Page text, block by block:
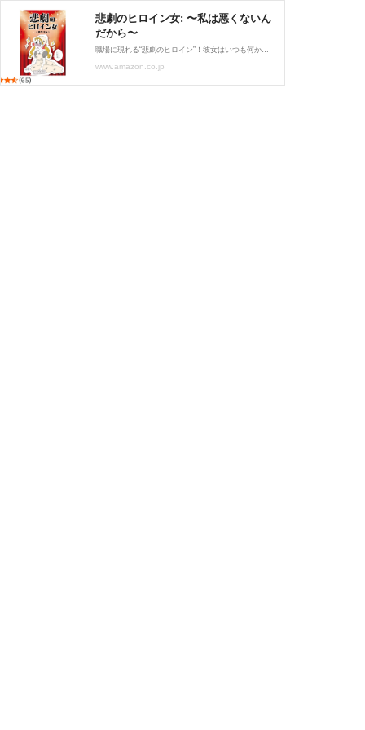
悲劇のヒロイン女: 〜私は悪くないん
だから〜
職場に現れる“悲劇のヒロイン”！彼女はいつも何かに苦しんでいるらしく、なぜか周囲が悪者にされていく。体調が悪いとふりして仕事を免れようとしたり、ありもしないいじめをでっち上げて自分の「かわいそう」アピールを欠かさない。まるで毎日が自分だけのドラマのよう！ 他人に少しでも注意されようものなら、「私が傷ついてるの、分からないの？」と即座に被害者モード突入。周囲の人たちは、その見え透いた演技に気付きながらも彼女の“悲劇”に巻き込まれていくのでした…。こんな悲劇のヒロインがいると職場も大変？
www.amazon.co.jp